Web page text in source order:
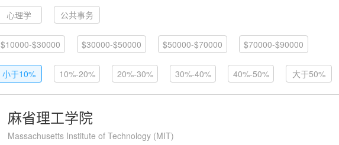
丹麦 德国
西班牙 意大利 以色列 印度 智力 沙特阿拉伯
心理学 公共事务
$10000-$30000 $30000-$50000 $50000-$70000 $70000-$90000
小于10% 10%-20% 20%-30% 30%-40% 40%-50% 大于50%
麻省理工学院
Massachusetts Institute of Technology (MIT)